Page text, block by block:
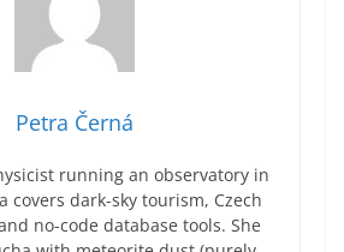
Petra Černá
running an observatory in
covers dark-sky tourism, Czech
no-code database tools. She